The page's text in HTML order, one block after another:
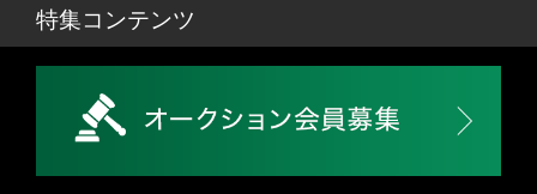
特集コンテンツ